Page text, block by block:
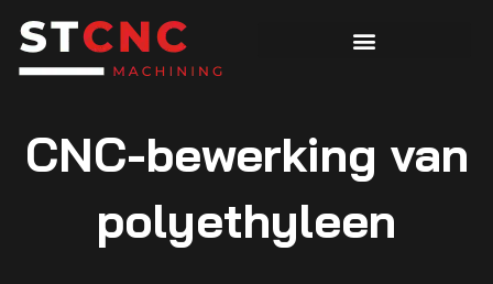
CNC-bewerking van
polyethyleen